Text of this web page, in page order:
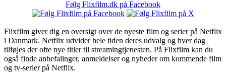
Følg Flixfilm.dk på Facebook
Flixfilm giver dig en oversigt over de nyeste film og serier på Netflix
i Danmark. Netflix udvider hele tiden deres udvalg og hver dag
tilføjes der ofte nye titler til streamingtjenesten. På Flixfilm kan du
også finde anbefalinger, anmeldelser og nyheder om kommende film
og tv-serier på Netflix.